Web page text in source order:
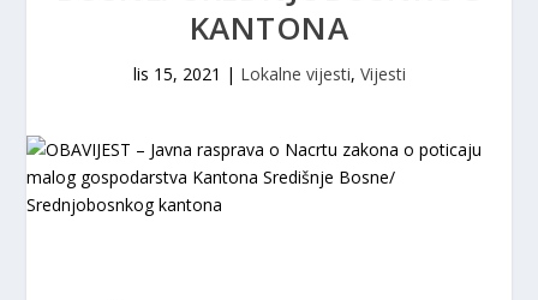
KANTONA
lis 15, 2021 | Lokalne vijesti, Vijesti